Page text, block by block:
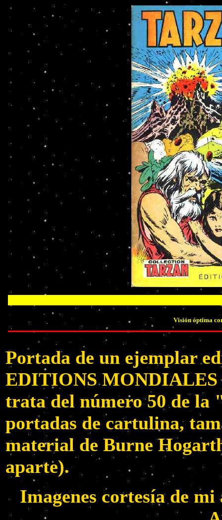
Visión óptima
Portada de un ejemplar
EDITIONS MONDIALES
trata del número 50 de la
portadas de cartulina,
material de Burne
aparte).
Imagenes cortesía de